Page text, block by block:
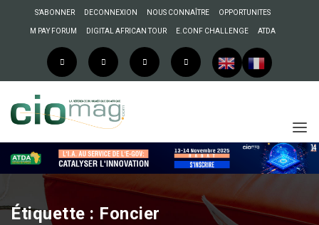
S’ABONNER DECONNEXION NOUS CONNAÎTRE OPPORTUNITES
M PAY FORUM DIGITAL AFRICAN TOUR E.CONF CHALLENGE ATDA
Étiquette : Foncier